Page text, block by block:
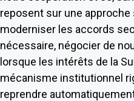
reposent sur une
moderniser les accords
nécessaire, négocier de
lorsque les intérêts de la
mécanisme institutionnel
reprendre